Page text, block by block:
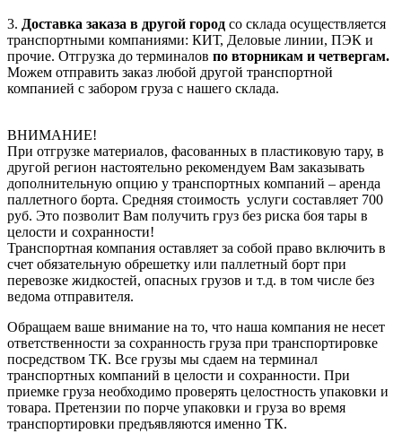
3. Доставка заказа в другой город со склада осуществляется
транспортными компаниями: КИТ, Деловые линии, ПЭК и
прочие. Отгрузка до терминалов по вторникам и четвергам.
Можем отправить заказ любой другой транспортной
компанией с забором груза с нашего склада.
ВНИМАНИЕ!
При отгрузке материалов, фасованных в пластиковую тару, в
другой регион настоятельно рекомендуем Вам заказывать
дополнительную опцию у транспортных компаний – аренда
паллетного борта. Средняя стоимость услуги составляет 700
руб. Это позволит Вам получить груз без риска боя тары в
целости и сохранности!
Транспортная компания оставляет за собой право включить в
счет обязательную обрешетку или паллетный борт при
перевозке жидкостей, опасных грузов и т.д. в том числе без
ведома отправителя.
Обращаем ваше внимание на то, что наша компания не несет
ответственности за сохранность груза при транспортировке
посредством ТК. Все грузы мы сдаем на терминал
транспортных компаний в целости и сохранности. При
приемке груза необходимо проверять целостность упаковки и
товара. Претензии по порче упаковки и груза во время
транспортировки предъявляются именно ТК.